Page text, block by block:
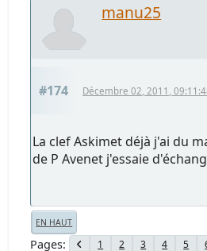
manu25
#174 Décembre 02, 2011,
La clef Askimet déjà j'ai du
de P Avenet j'essaie
EN HAUT
Pages 1 2 3 4 5